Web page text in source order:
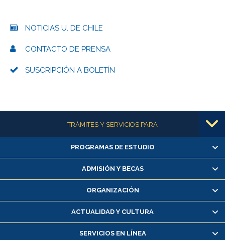
NOTICIAS U. DE CHILE
CONTACTO DE PRENSA
SUSCRIPCIÓN A BOLETÍN
Más informaciónTRÁMITES Y SERVICIOS PARA
Alumnas/os y exalumnas/os
Matrícula en línea
Inscripción y cambio de asignaturas
Consulta y certificado de notas
Servicio médico y dental
Pago de arancel y crédito alumnos
PROGRAMAS DE ESTUDIO
ADMISIÓN Y BECAS
ORGANIZACIÓN
ACTUALIDAD Y CULTURA
SERVICIOS EN LÍNEA